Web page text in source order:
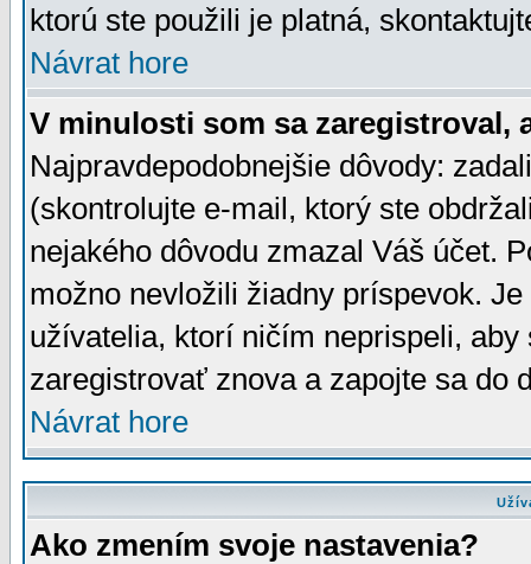
ktorú ste použili je platná,
Návrat hore
V minulosti som sa zaregistroval,
Najpravdepodobnejšie dôvody:
(skontrolujte e-mail, ktorý ste
nejakého dôvodu zmazal Váš účet.
možno nevložili žiadny príspevok.
užívatelia, ktorí ničím neprispeli,
zaregistrovať znova a zapojte sa do
Návrat hore
Ako zmením svoje nastavenia?